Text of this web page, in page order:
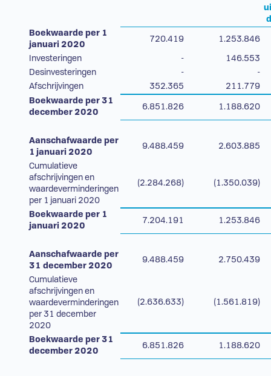
Boekwaarde per 1
januari 2020
720.419 1.253.846
Investeringen -
146.553
Desinvesteringen
-
-
Afschrijvingen
352.365
211.779
Boekwaarde per 31
december 2020
6.851.826 1.188.620
Aanschafwaarde per
1 januari 2020
9.488.459 2.603.885
Cumulatieve
afschrijvingen en
waardeverminderingen
per 1 januari 2020
(2.284.268) (1.350.039)
Boekwaarde per 1
januari 2020
7.204.191 1.253.846
Aanschafwaarde per
31 december 2020
9.488.459 2.750.439
Cumulatieve
afschrijvingen en
waardeverminderingen
per 31 december
2020
(2.636.633) (1.561.819)
Boekwaarde per 31
december 2020
6.851.826 1.188.620